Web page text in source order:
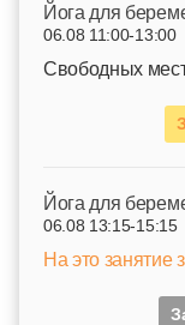
Йога для
06.08 11:00-13:00
Свободных
Йога для
06.08 13:15-15:15
На это занятие